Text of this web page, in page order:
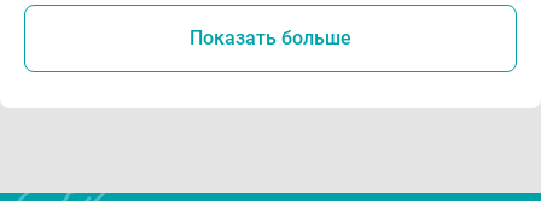
Показать больше